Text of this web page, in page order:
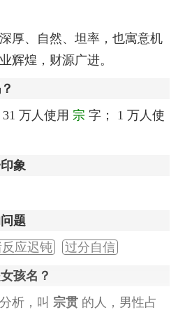
厚、自然、坦率，也寓意机
辉煌，财源广进。
万人使用 宗 字； 1 万人使
象
题
应迟钝 过分自信
孩名？
析，叫 宗贯 的人，男性占